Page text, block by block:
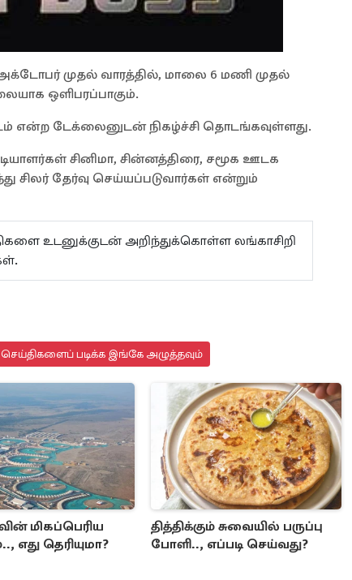
முதல் வாரத்தில், மாலை 6 மணி முதல்
ஒளிபரப்பாகும்.
என்ற டேக்லைனுடன் நிகழ்ச்சி தொடங்கவுள்ளது.
சினிமா, சின்னத்திரை, சமூக ஊடக
சிலர் தேர்வு செய்யப்படுவார்கள் என்றும்
உடனுக்குடன் அறிந்துக்கொள்ள லங்காசிறி
செய்திகளைப் படிக்க இங்கே அழுத்தவும்
மிகப்பெரிய
எது தெரியுமா?
தித்திக்கும் சுவையில் பருப்பு
போளி.., எப்படி செய்வது?